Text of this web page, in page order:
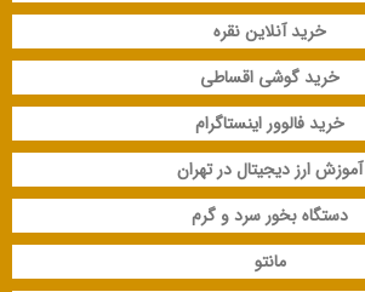
خرید آنلاین نقره
خرید گوشی اقساطی
خرید فالوور اینستاگرام
آموزش ارز دیجیتال در تهران
دستگاه بخور سرد و گرم
مانتو